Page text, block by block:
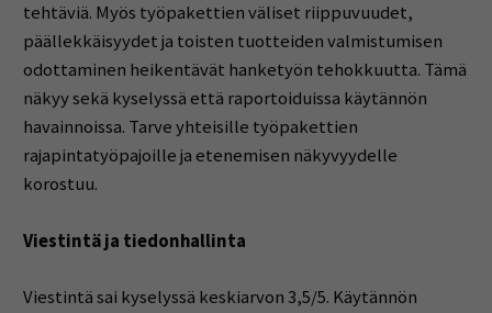
tehtäviä. Myös työpakettien väliset riippuvuudet,
päällekkäisyydet ja toisten tuotteiden valmistumisen
odottaminen heikentävät hanketyön tehokkuutta. Tämä
näkyy sekä kyselyssä että raportoiduissa käytännön
havainnoissa. Tarve yhteisille työpakettien
rajapintatyöpajoille ja etenemisen näkyvyydelle
korostuu.
Viestintä ja tiedonhallinta
Viestintä sai kyselyssä keskiarvon 3,5/5. Käytännön